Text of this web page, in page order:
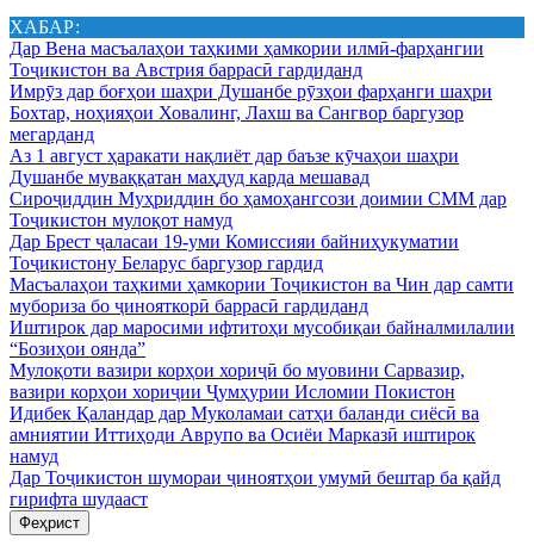
ХАБАР:
Дар Вена масъалаҳои таҳкими ҳамкории илмӣ-фарҳангии
Тоҷикистон ва Австрия баррасӣ гардиданд
Имрӯз дар боғҳои шаҳри Душанбе рӯзҳои фарҳанги шаҳри
Бохтар, ноҳияҳои Ховалинг, Лахш ва Сангвор баргузор
мегарданд
Аз 1 август ҳаракати нақлиёт дар баъзе кӯчаҳои шаҳри
Душанбе муваққатан маҳдуд карда мешавад
Сироҷиддин Муҳриддин бо ҳамоҳангсози доимии СММ дар
Тоҷикистон мулоқот намуд
Дар Брест ҷаласаи 19-уми Комиссияи байниҳукуматии
Тоҷикистону Беларус баргузор гардид
Масъалаҳои таҳкими ҳамкории Тоҷикистон ва Чин дар самти
мубориза бо ҷинояткорӣ баррасӣ гардиданд
Иштирок дар маросими ифтитоҳи мусобиқаи байналмилалии
“Бозиҳои оянда”
Мулоқоти вазири корҳои хориҷӣ бо муовини Сарвазир,
вазири корҳои хориҷии Ҷумҳурии Исломии Покистон
Идибек Қаландар дар Муколамаи сатҳи баланди сиёсӣ ва
амниятии Иттиҳоди Аврупо ва Осиёи Марказӣ иштирок
намуд
Дар Тоҷикистон шумораи ҷиноятҳои умумӣ бештар ба қайд
гирифта шудааст
Феҳрист